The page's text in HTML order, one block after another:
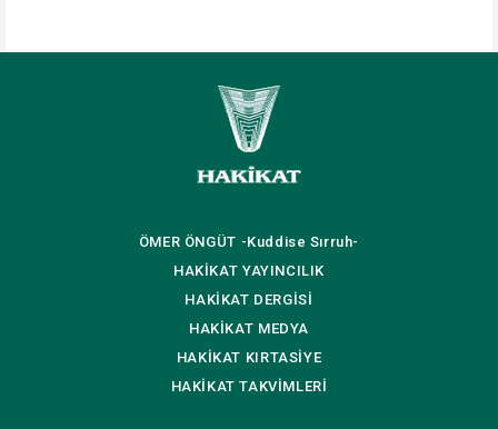
ÖMER ÖNGÜT -Kuddise Sırruh-
HAKİKAT YAYINCILIK
HAKİKAT DERGİSİ
HAKİKAT MEDYA
HAKİKAT KIRTASİYE
HAKİKATTAKVİMLERİ